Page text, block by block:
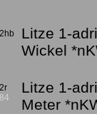
Litze 1-
Wickel
Litze 1-
Meter